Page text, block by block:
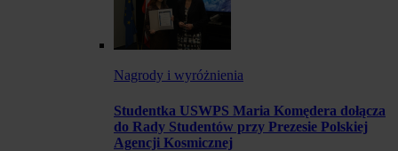
Nagrody i wyróżnienia
Studentka USWPS Maria Komędera dołącza
do Rady Studentów przy Prezesie Polskiej
Agencji Kosmicznej